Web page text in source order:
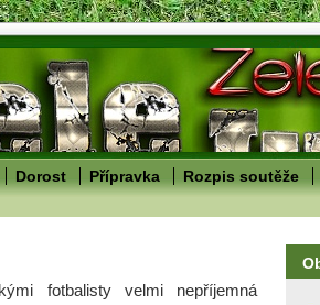
Dorost Přípravka Rozpis soutěže
fotbalisty velmi nepříjemná